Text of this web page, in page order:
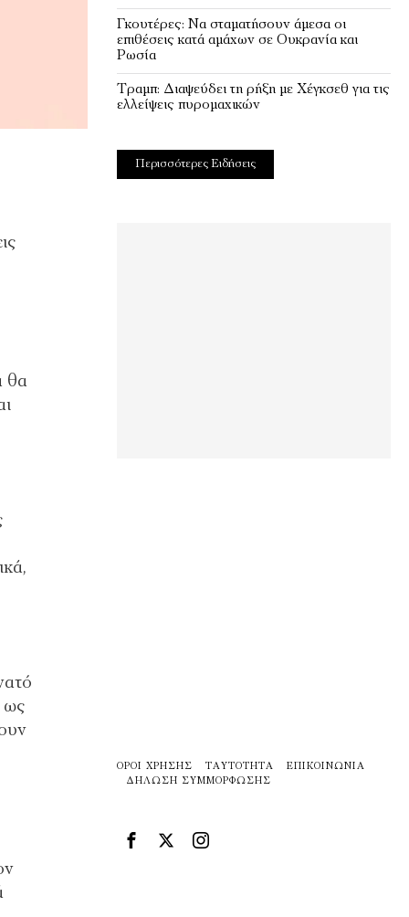
θα
ως
Γκουτέρες: Να σταματήσουν άμεσα οι
επιθέσεις κατά αμάχων σε Ουκρανία και
Ρωσία
Τραμπ: Διαψεύδει τη ρήξη με Χέγκσεθ για τις
ελλείψεις πυρομαχικών
Περισσότερες Ειδήσεις
ΌΡΟΙ ΧΡΉΣΗΣ ΤΑΥΤΌΤΗΤΑ
ΕΠΙΚΟΙΝΩΝΊΑ
ΔΉΛΩΣΗ ΣΥΜΜΌΡΦΩΣΗΣ